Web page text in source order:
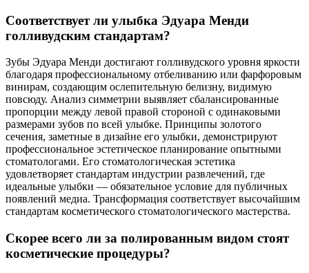
Соответствует ли улыбка Эдуара Менди
голливудским стандартам?
Зубы Эдуара Менди достигают голливудского уровня яркости
благодаря профессиональному отбеливанию или фарфоровым
винирам, создающим ослепительную белизну, видимую
повсюду. Анализ симметрии выявляет сбалансированные
пропорции между левой правой стороной с одинаковыми
размерами зубов по всей улыбке. Принципы золотого
сечения, заметные в дизайне его улыбки, демонстрируют
профессиональное эстетическое планирование опытными
стоматологами. Его стоматологическая эстетика
удовлетворяет стандартам индустрии развлечений, где
идеальные улыбки — обязательное условие для публичных
появлений медиа. Трансформация соответствует высочайшим
стандартам косметического стоматологического мастерства.
Скорее всего ли за полированным видом стоят
косметические процедуры?